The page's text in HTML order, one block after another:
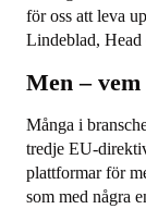
för oss att leva
Lindeblad,
Men –
Många i
tredje EU-
plattformar för
som med några